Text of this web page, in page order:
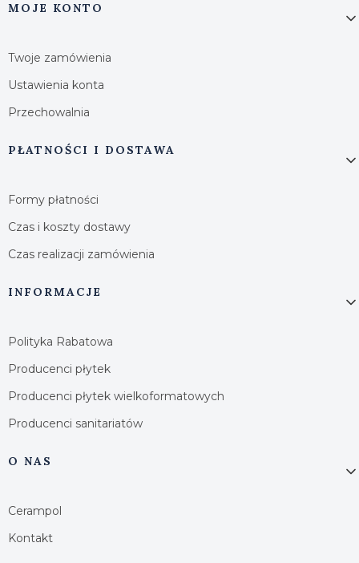
MOJE KONTO
Twoje zamówienia
Ustawienia konta
Przechowalnia
PŁATNOŚCI I DOSTAWA
Formy płatności
Czas i koszty dostawy
Czas realizacji zamówienia
INFORMACJE
Polityka Rabatowa
Producenci płytek
Producenci płytek wielkoformatowych
Producenci sanitariatów
O NAS
Cerampol
Kontakt